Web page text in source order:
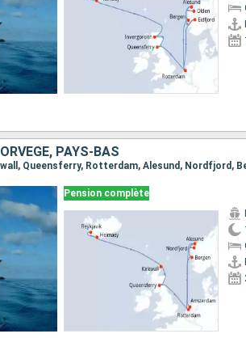
PAYS-BAS
Queensferry, Rotterdam, Alesund, Nordfjord,
Pension complète